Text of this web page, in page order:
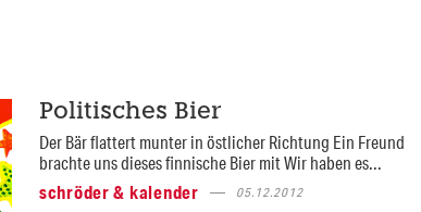
Politisches Bier
Der Bär flattert munter in östlicher Richtung Ein Freund
brachte uns dieses finnische Bier mit Wir haben es...
schröder & kalender
05.12.2012